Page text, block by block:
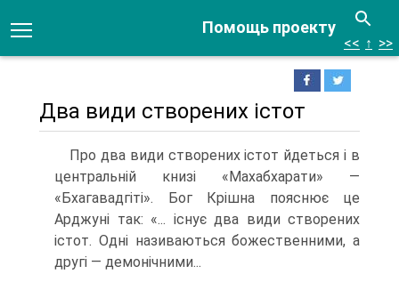
Помощь проекту
<< ↑ >>
Два види створених істот
Про два види створених істот йдеться і в
центральній книзі «Махабхарати» —
«Бхагавадгіті». Бог Крішна пояснює це
Арджуні так: «... існує два види створених
істот. Одні називаються божественними, а
другі — демонічними...